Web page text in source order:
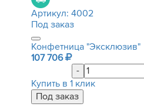
Артикул: 4002
Под заказ
Конфетница "Эксклюзив"
107 706
-
Купить в 1 клик